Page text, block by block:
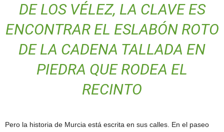
DE LOS VÉLEZ, LA CLAVE ES
ENCONTRAR EL ESLABÓN ROTO
DE LA CADENA TALLADA EN
PIEDRA QUE RODEA EL
RECINTO
Pero la historia de Murcia está escrita en sus calles. En el paseo